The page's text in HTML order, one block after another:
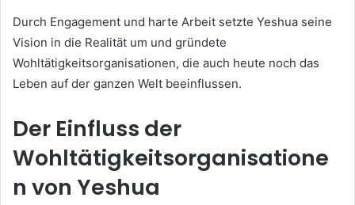
Durch Engagement und harte Arbeit setzte Yeshua seine
Vision in die Realität um und gründete
Wohltätigkeitsorganisationen, die auch heute noch das
Leben auf der ganzen Welt beeinflussen.
Der Einfluss der
Wohltätigkeitsorganisatione
n von Yeshua